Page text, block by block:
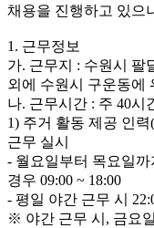
채용을 진행하고 있으
1. 근무정보
가. 근무지 : 수원시 팔
외에 수원시 구운동에
나. 근무시간 : 주 40시
1) 주거 활동 제공 인
근무 실시
- 월요일부터 목요일까
경우 09:00 ~ 18:00
- 평일 야간 근무 시
※ 야간 근무 시, 금요